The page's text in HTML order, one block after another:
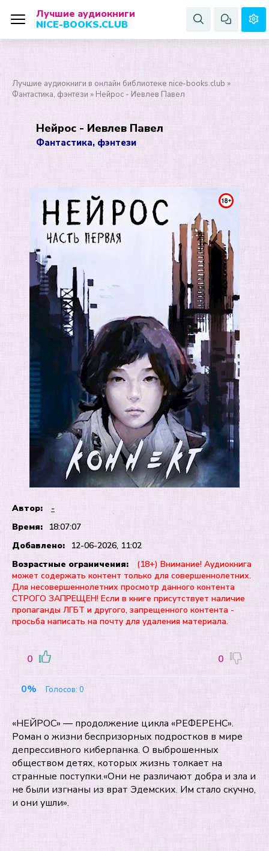
Лучшие аудиокниги
NICE-BOOKS.CLUB
Лучшие аудиокниги в онлайн библиотеке nice-books.club »
Фантастика, фэнтези » Нейрос - Иевлев Павел
Нейрос - Иевлев Павел
Фантастика, фэнтези
Автор:
-
Время:
18:07:07
Добавлено:
12-06-2026, 11:02
Возрастные ограничения:
(18+) Внимание! Аудиокнига
может содержать контент только для совершеннолетних.
Для несовершеннолетних просмотр данного контента
СТРОГО ЗАПРЕЩЕН! Если в книге присутствует наличие
пропаганды ЛГБТ и другого, запрещенного контента -
просьба написать на почту для удаления материала.
0 0
0% Голосов: 0
«НЕЙРОС» ― продолжение цикла «РЕФЕРЕНС».
Роман о жизни беспризорных подростков в мире
депрессивного киберпанка. О выброшенных
обществом детях, которых жизнь толкает на
странные поступки.«Они не различают добра и зла и
не были изгнаны из врат Эдемских. Им стало скучно,
и они ушли».